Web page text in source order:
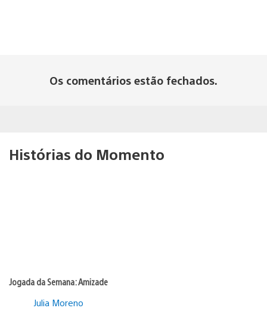
Os comentários estão fechados.
Histórias do Momento
Jogada da Semana: Amizade
Julia Moreno